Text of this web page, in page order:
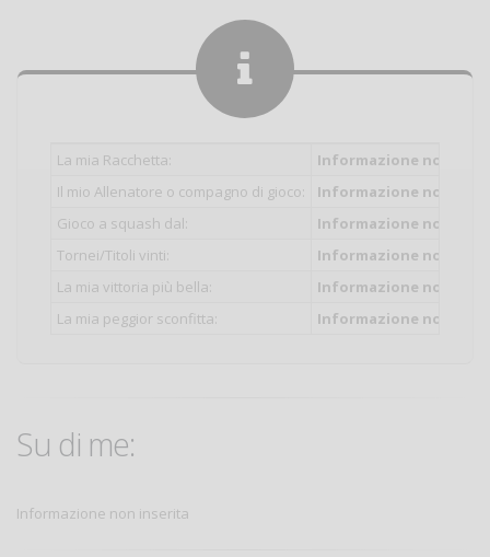
La mia Racchetta:
Informazione non
Il mio Allenatore o compagno di gioco:
Informazione non
Gioco a squash dal:
Informazione non
Tornei/Titoli vinti:
Informazione non
La mia vittoria più bella:
Informazione non
La mia peggior sconfitta:
Informazione non
Su di me:
Informazione non inserita